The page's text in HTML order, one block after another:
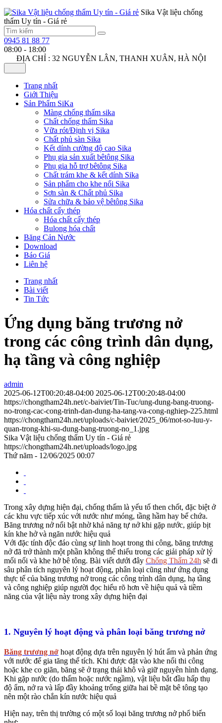
Sika Vật liệu chống
thấm Uy tín - Giá rẻ
0945 81 88 77
08:00 - 18:00
ĐỊA CHỈ : 32 NGUYỄN LÂN, THANH XUÂN, HÀ NỘI
Trang nhất
Giới Thiệu
Sản Phẩm SiKa
Màng chống thấm sika
Chất chống thấm Sika
Vữa rót/Định vị Sika
Chất phủ sàn Sika
Kết dính cường độ cao Sika
Phụ gia sản xuất bêtông Sika
Phụ gia hỗ trợ bêtông Sika
Chất trám khe & kết dính Sika
Sản phẩm cho khe nối Sika
Sơn sàn & Chất phủ Sika
Sửa chữa & bảo vệ bêtông Sika
Hóa chất cấy thép
Hóa chất cấy thép
Bulong hóa chất
Băng Cản Nước
Download
Báo Giá
Liên hệ
Trang nhất
Bài viết
Tin Tức
Ứng dụng băng trương nở
trong các công trình dân dụng,
hạ tầng và công nghiệp
admin
2025-06-12T00:20:48-04:00 2025-06-12T00:20:48-04:00
https://chongtham24h.net/c-baiviet/Tin-Tuc/ung-dung-bang-truong-
no-trong-cac-cong-trinh-dan-dung-ha-tang-va-cong-nghiep-225.html
https://chongtham24h.net/uploads/c-baiviet/2025_06/mot-so-luu-y-
quan-trong-khi-su-dung-bang-truong-no_1.jpg
Sika Vật liệu chống thấm Uy tín - Giá rẻ
https://chongtham24h.net/uploads/logo.jpg
Thứ năm - 12/06/2025 00:07
Trong xây dựng hiện đại, chống thấm là yếu tố then chốt, đặc biệt ở
các khu vực tiếp xúc với nước như móng, tầng hầm hay bể chứa.
Băng trương nở nổi bật nhờ khả năng tự nở khi gặp nước, giúp bịt
kín khe hở và ngăn nước hiệu quả
Với đặc tính độc đáo cùng sự linh hoạt trong thi công, băng trương
nở đã trở thành một phần không thể thiếu trong các giải pháp xử lý
mối nối và khe hở bê tông. Bài viết dưới đây Chống Thấm 24h sẽ đi
sâu phân tích nguyên lý hoạt động, phân loại cũng như ứng dụng
thực tế của băng trương nở trong các công trình dân dụng, hạ tầng
và công nghiệp giúp người đọc hiểu rõ hơn về hiệu quả và tiềm
năng của vật liệu này trong xây dựng hiện đại
1. Nguyên lý hoạt động và phân loại băng trương nở
Băng trương nở hoạt động dựa trên nguyên lý hút ẩm và phản ứng
với nước để gia tăng thể tích. Khi được đặt vào khe nối thi công
hoặc khe co giãn, băng sẽ ở trạng thái khô và giữ nguyên hình dạng.
Khi gặp nước (do thấm hoặc nước ngầm), vật liệu bắt đầu hấp thụ
độ ẩm, nở ra và lấp đầy khoảng trống giữa hai bề mặt bê tông tạo
nên một rào chắn kín nước hiệu quả
Hiện nay, trên thị trường có một số loại băng trương nở phổ biến